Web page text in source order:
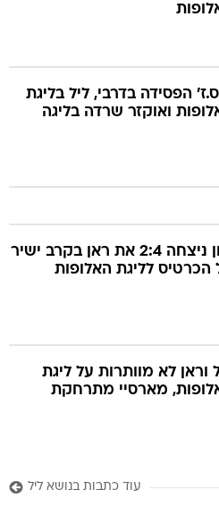
הפסידה בדרבי, ליל בליגת
ואוקזר שרדה בליגה
ליון ניצחה 2:4 את ראן בקרב ישיר
הכרטיס לליגת האלופות
וראן לא מוותרות על ליגת
מארסיי מתרחקת
עוד כתבות בנושא ליל